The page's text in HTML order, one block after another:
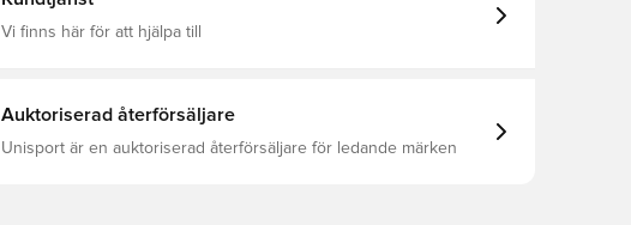
Vi finns här för att hjälpa till
Auktoriserad återförsäljare
Unisport är en auktoriserad återförsäljare för ledande märken